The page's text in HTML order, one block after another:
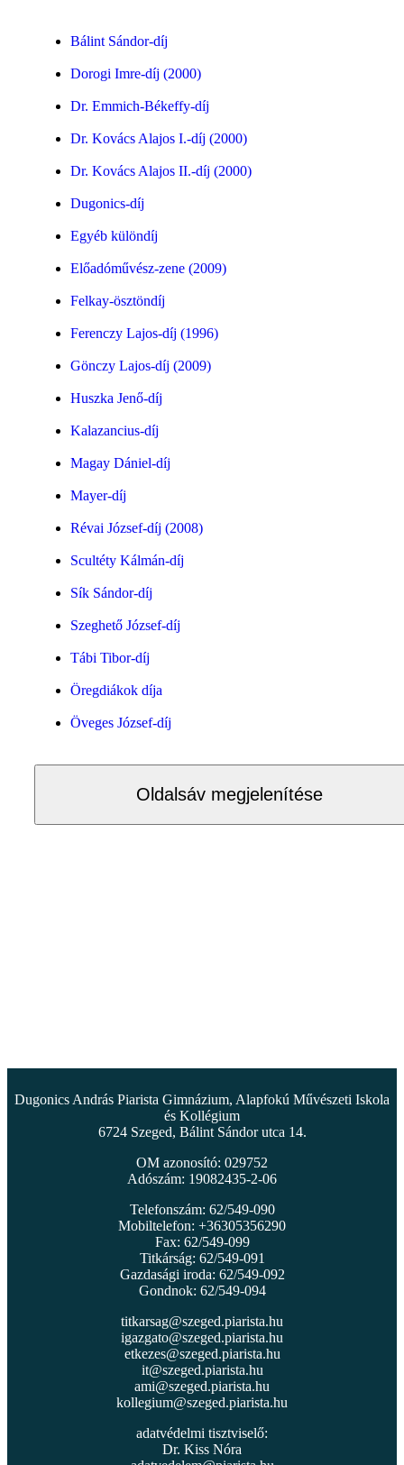
Bálint Sándor-díj
Dorogi Imre-díj (2000)
Dr. Emmich-Békeffy-díj
Dr. Kovács Alajos I.-díj (2000)
Dr. Kovács Alajos II.-díj (2000)
Dugonics-díj
Egyéb különdíj
Előadóművész-zene (2009)
Felkay-ösztöndíj
Ferenczy Lajos-díj (1996)
Gönczy Lajos-díj (2009)
Huszka Jenő-díj
Kalazancius-díj
Magay Dániel-díj
Mayer-díj
Révai József-díj (2008)
Scultéty Kálmán-díj
Sík Sándor-díj
Szeghető József-díj
Tábi Tibor-díj
Öregdiákok díja
Öveges József-díj
Oldalsáv megjelenítése
Dugonics András Piarista Gimnázium, Alapfokú Művészeti Iskola
és Kollégium
6724 Szeged, Bálint Sándor utca 14.
OM azonosító: 029752
Adószám: 19082435-2-06
Telefonszám: 62/549-090
Mobiltelefon: +36305356290
Fax: 62/549-099
Titkárság: 62/549-091
Gazdasági iroda: 62/549-092
Gondnok: 62/549-094
titkarsag@szeged.piarista.hu
igazgato@szeged.piarista.hu
etkezes@szeged.piarista.hu
it@szeged.piarista.hu
ami@szeged.piarista.hu
kollegium@szeged.piarista.hu
adatvédelmi tisztviselő:
Dr. Kiss Nóra